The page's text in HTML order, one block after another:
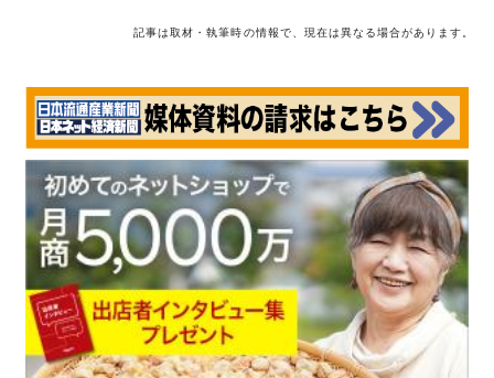
記事は取材・執筆時の情報で、現在は異なる場合があります。